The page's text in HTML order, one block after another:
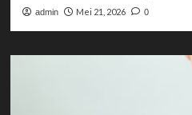
admin Mei 21, 2026 0